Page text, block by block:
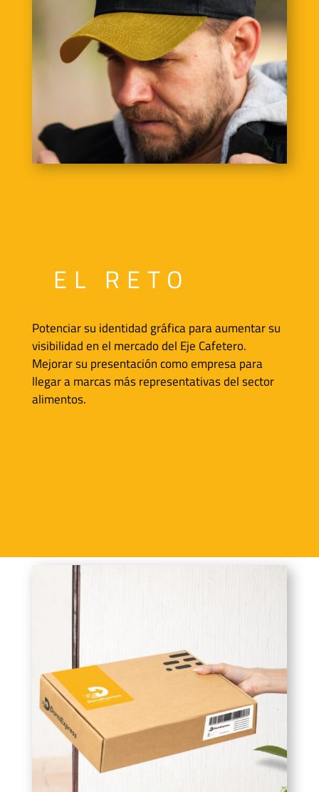
EL RETO
Potenciar su identidad gráfica para aumentar su
visibilidad en el mercado del Eje Cafetero.
Mejorar su presentación como empresa para
llegar a marcas más representativas del sector
alimentos.